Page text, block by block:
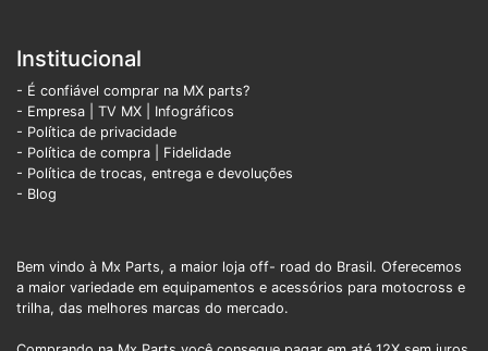
Institucional
- É confiável comprar na MX parts?
- Empresa
TV MX
Infográficos
- Política de privacidade
- Política de compra | Fidelidade
- Política de trocas, entrega e devoluções
- Blog
Bem vindo à Mx Parts, a maior loja off- road do Brasil. Oferecemos
a maior variedade em equipamentos e acessórios para motocross e
trilha, das melhores marcas do mercado.